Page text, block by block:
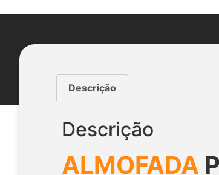
Descrição
Descrição
ALMOFADA